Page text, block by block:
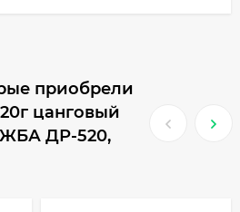
приобрели
цанговый
ДР-520,